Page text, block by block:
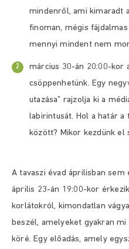
mindenről, ami kimaradt
finoman, mégis
mennyi mindent nem
március 30-án 20:00-kor
csöppenhetünk. Egy
utazása” rajzolja ki a
labirintusát. Hol a határ a
között? Mikor kezdünk el
A tavaszi évad áprilisban sem
április 23-án 19:00-kor
korlátokról, kimondatlan
beszél, amelyeket gyakran
köré. Egy előadás, amely